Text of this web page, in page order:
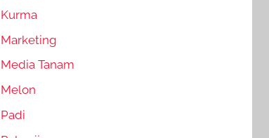
Kurma
Marketing
Media Tanam
Melon
Padi